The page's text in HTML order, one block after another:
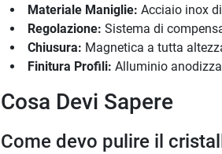
Materiale Maniglie: Acciaio inox
Regolazione: Sistema di
Chiusura: Magnetica a tutta
Finitura Profili: Alluminio
Cosa Devi Sapere
Come devo pulire il